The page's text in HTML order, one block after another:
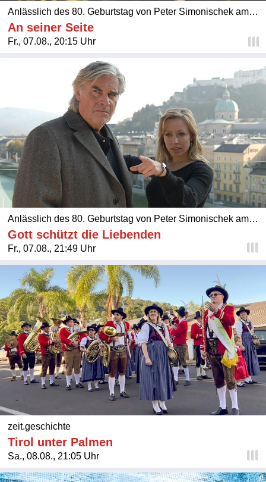
Anlässlich des 80. Geburtstag von Peter Simonischek am
6. August:
An seiner Seite
Fr., 07.08., 20:15 Uhr
Anlässlich des 80. Geburtstag von Peter Simonischek am
6. August:
Gott schützt die Liebenden
Fr., 07.08., 21:49 Uhr
zeit.geschichte
Tirol unter Palmen
Sa., 08.08., 21:05 Uhr